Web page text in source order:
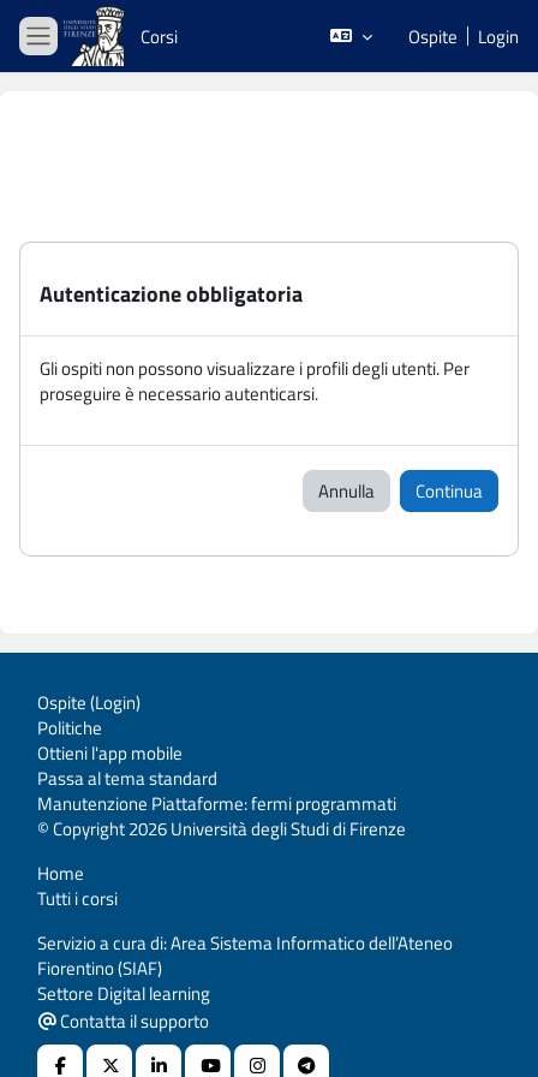
Vai al contenuto principale
Pannello laterale
Corsi Ospite Login
Autenticazione obbligatoria
Gli ospiti non possono visualizzare i profili degli utenti. Per
proseguire è necessario autenticarsi.
Annulla Continua
Ospite (Login)
Politiche
Ottieni l'app mobile
Passa al tema standard
Manutenzione Piattaforme: fermi programmati
© Copyright 2026 Università degli Studi di Firenze
Home
Tutti i corsi
Servizio a cura di: Area Sistema Informatico dell’Ateneo
Fiorentino (SIAF)
Settore Digital learning
Contatta il supporto